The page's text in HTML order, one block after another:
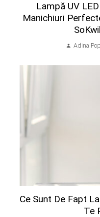
Lampă UV
Manichiuri
Adina
Ce Sunt De Fapt
Te